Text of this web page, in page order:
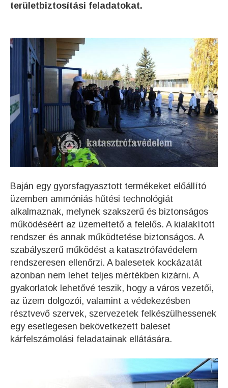
területbiztosítási feladatokat.
Baján egy gyorsfagyasztott termékeket előállító
üzemben ammóniás hűtési technológiát
alkalmaznak, melynek szakszerű és biztonságos
működéséért az üzemeltető a felelős. A kialakított
rendszer és annak működtetése biztonságos. A
szabályszerű működést a katasztrófavédelem
rendszeresen ellenőrzi. A balesetek kockázatát
azonban nem lehet teljes mértékben kizárni. A
gyakorlatok lehetővé teszik, hogy a város vezetői,
az üzem dolgozói, valamint a védekezésben
résztvevő szervek, szervezetek felkészülhessenek
egy esetlegesen bekövetkezett baleset
kárfelszámolási feladatainak ellátására.